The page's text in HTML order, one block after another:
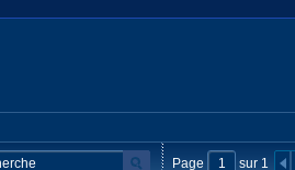
Page sur 1